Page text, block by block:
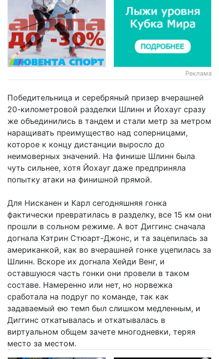
Реклама
Победительница и серебряный призер вчерашней
20-километровой разделки Шлинн и Йохауг сразу
же объединились в тандем и стали метр за метром
наращивать преимущество над соперницами,
которое к концу дистанции выросло до
неимоверных значений. На финише Шлинн была
чуть сильнее, хотя Йохауг даже предприняла
попытку атаки на финишной прямой.
Для Нисканен и Карл сегодняшняя гонка
фактически превратилась в разделку, все 15 км они
прошли в сольном режиме. А вот Диггинс сначала
догнала Кэтрин Стюарт-Джонс, и та зацепилась за
американкой, как во вчерашней гонке уцепилась за
Шлинн. Вскоре их догнала Хейди Венг, и
оставшуюся часть гонки они провели в таком
составе. Намеренно или нет, но норвежка
сработала на подруг по команде, так как
задаваемый ею темп был слишком медленным, и
Диггинс откатывалась и откатывалась в
виртуальном общем зачете многодневки, теряя
место за местом.